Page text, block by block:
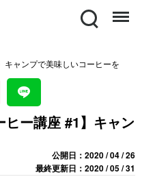
Search Menu
キャンプで美味しいコーヒーを
ー講座 #1】キャン
公開日：2020 / 04 / 26
最終更新日：2020 / 05 / 31